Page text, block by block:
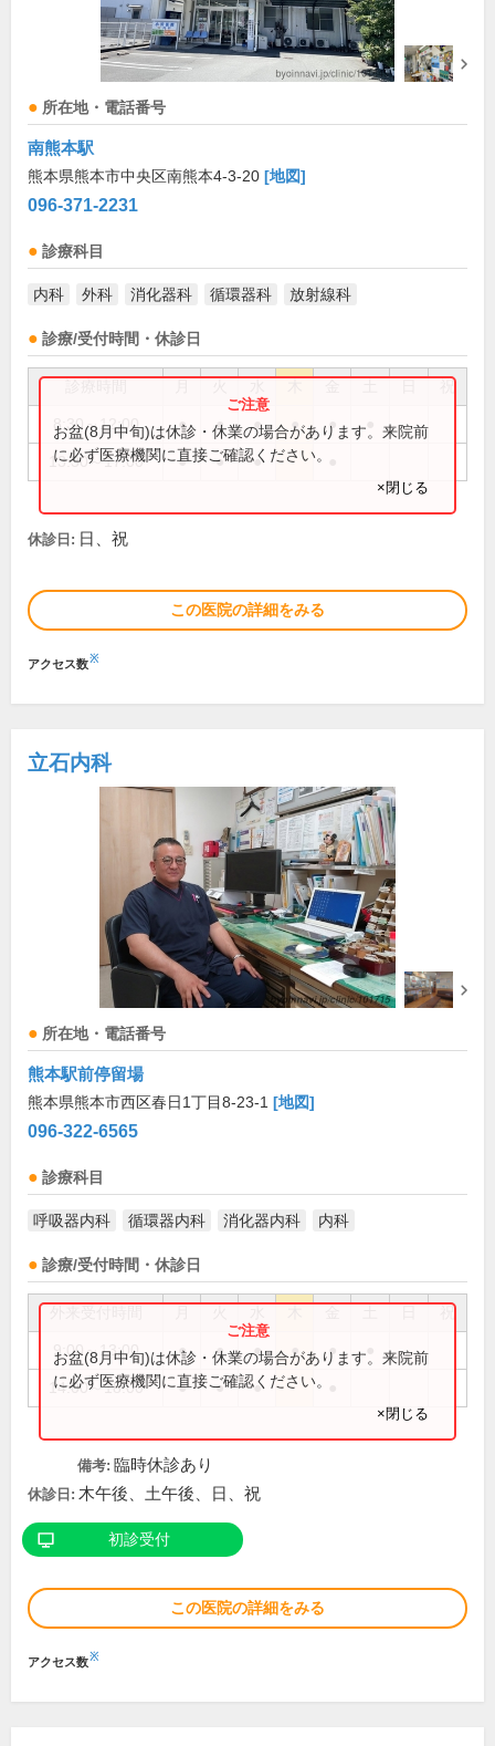
所在地・電話番号
南熊本駅
熊本県熊本市中央区南熊本4-3-20 [地図]
096-371-2231
診療科目
内科 外科 消化器科 循環器科 放射線科
診療/受付時間・休診日
祝
8:30～12:00 ● ● ● ● ●
13:30～17:00 ● ● ●
お盆(8月中旬)は休診・休業の場合があります。来院前
に必ず医療機関に直接ご確認ください。
×閉じる
休診日: 日、祝
この医院の詳細をみる
アクセス数※
立石内科
所在地・電話番号
熊本駅前停留場
熊本県熊本市西区春日1丁目8-23-1 [地図]
096-322-6565
診療科目
呼吸器内科 循環器内科 消化器内科 内科
診療/受付時間・休診日
祝
9:00～13:00 ● ● ● ● ●
14:00～18:00 ● ● ●
お盆(8月中旬)は休診・休業の場合があります。来院前
に必ず医療機関に直接ご確認ください。
×閉じる
備考: 臨時休診あり
休診日: 木午後、土午後、日、祝
初診受付
この医院の詳細をみる
アクセス数※